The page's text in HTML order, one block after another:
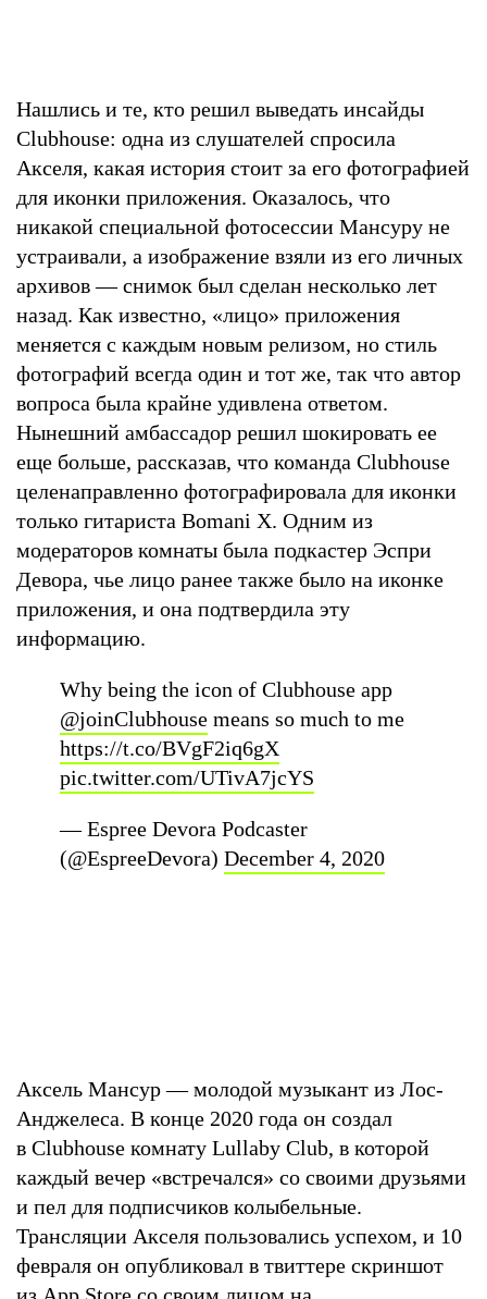
Нашлись и те, кто решил выведать инсайды
Clubhouse: одна из слушателей спросила
Акселя, какая история стоит за его фотографией
для иконки приложения. Оказалось, что
никакой специальной фотосессии Мансуру не
устраивали, а изображение взяли из его личных
архивов — снимок был сделан несколько лет
назад. Как известно, «лицо» приложения
меняется с каждым новым релизом, но стиль
фотографий всегда один и тот же, так что автор
вопроса была крайне удивлена ответом.
Нынешний амбассадор решил шокировать ее
еще больше, рассказав, что команда Clubhouse
целенаправленно фотографировала для иконки
только гитариста Bomani X. Одним из
модераторов комнаты была подкастер Эспри
Девора, чье лицо ранее также было на иконке
приложения, и она подтвердила эту
информацию.
Why being the icon of Clubhouse app
@joinClubhouse means so much to me
https://t.co/BVgF2iq6gX
pic.twitter.com/UTivA7jcYS
— Espree Devora Podcaster
(@EspreeDevora) December 4, 2020
Аксель Мансур — молодой музыкант из Лос-
Анджелеса. В конце 2020 года он создал
в Clubhouse комнату Lullaby Club, в которой
каждый вечер «встречался» со своими друзьями
и пел для подписчиков колыбельные.
Трансляции Акселя пользовались успехом, и 10
февраля он опубликовал в твиттере скриншот